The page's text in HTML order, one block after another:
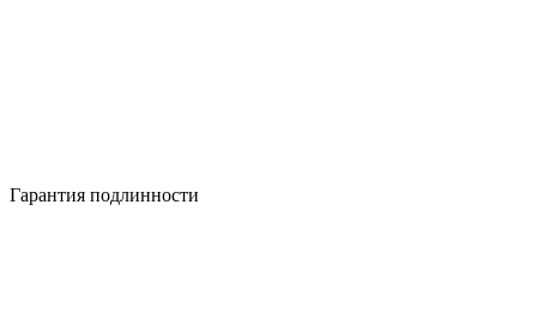
Гарантия подлинности